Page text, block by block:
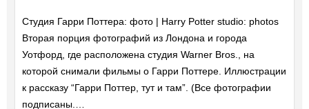
Студия Гарри Поттера: фото | Harry Potter studio: photos
Вторая порция фотографий из Лондона и города
Уотфорд, где расположена студия Warner Bros., на
которой снимали фильмы о Гарри Поттере. Иллюстрации
к рассказу “Гарри Поттер, тут и там”. (Все фотографии
подписаны.…